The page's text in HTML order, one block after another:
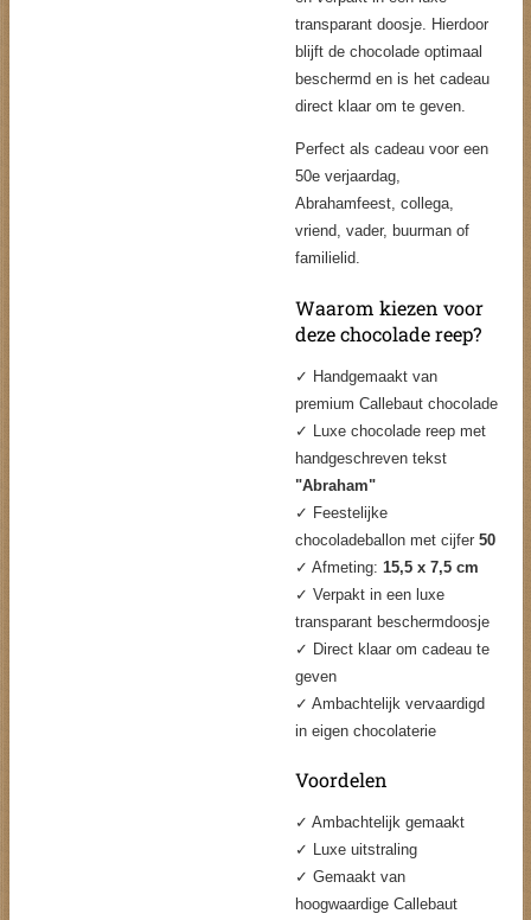
transparant doosje. Hierdoor
blijft de chocolade optimaal
beschermd en is het cadeau
direct klaar om te geven.
Perfect als cadeau voor een
50e verjaardag,
Abrahamfeest, collega,
vriend, vader, buurman of
familielid.
Waarom kiezen voor
deze chocolade reep?
✓ Handgemaakt van
premium Callebaut chocolade
✓ Luxe chocolade reep met
handgeschreven tekst
"Abraham"
✓ Feestelijke
chocoladeballon met cijfer 50
✓ Afmeting: 15,5 x 7,5 cm
✓ Verpakt in een luxe
transparant beschermdoosje
✓ Direct klaar om cadeau te
geven
✓ Ambachtelijk vervaardigd
in eigen chocolaterie
Voordelen
✓ Ambachtelijk gemaakt
✓ Luxe uitstraling
✓ Gemaakt van
hoogwaardige Callebaut